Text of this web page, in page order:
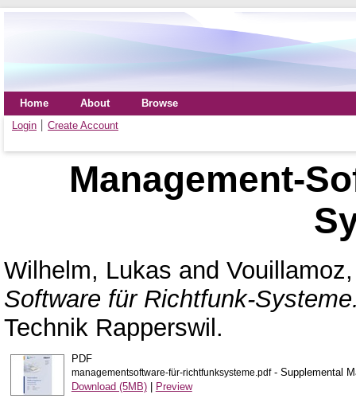
Home About
Browse
Login
Create Account
Management-
Wilhelm, Lukas and
Software für Richtfunk-
Technik Rapperswil.
PDF
managementsoftware-für-richtfunksysteme.pdf- Supplemental
Download (5MB)| Preview